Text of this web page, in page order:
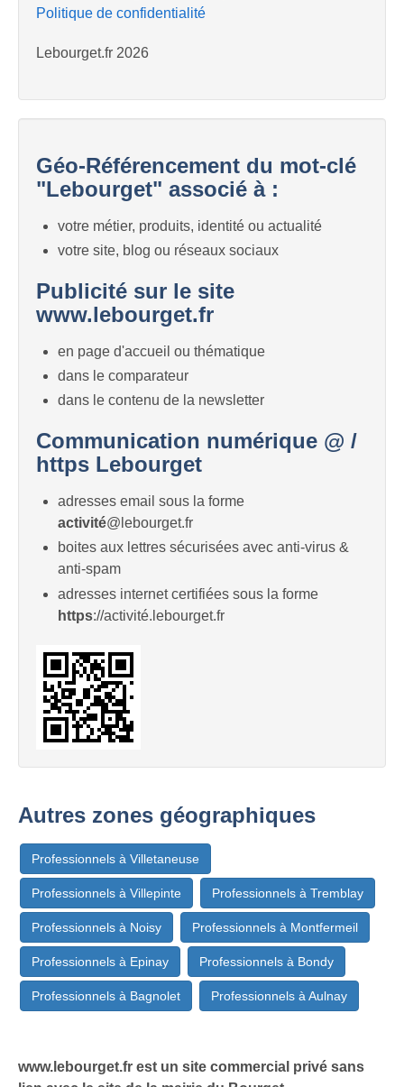
Politique de confidentialité
Lebourget.fr 2026
Géo-Référencement du mot-clé
"Lebourget" associé à :
votre métier, produits, identité ou actualité
votre site, blog ou réseaux sociaux
Publicité sur le site
www.lebourget.fr
en page d'accueil ou thématique
dans le comparateur
dans le contenu de la newsletter
Communication numérique @ /
https Lebourget
adresses email sous la forme
activité@lebourget.fr
boites aux lettres sécurisées avec anti-virus &
anti-spam
adresses internet certifiées sous la forme
https://activité.lebourget.fr
Autres zones géographiques
Professionnels à Villetaneuse
Professionnels à Villepinte Professionnels à Tremblay
Professionnels à Noisy Professionnels à Montfermeil
Professionnels à Epinay Professionnels à Bondy
Professionnels à Bagnolet Professionnels à Aulnay
www.lebourget.fr est un site commercial privé sans